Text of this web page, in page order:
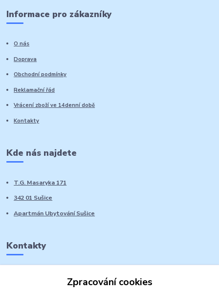
Informace pro zákazníky
O nás
Doprava
Obchodní podmínky
Reklamační řád
Vrácení zboží ve 14denní době
Kontakty
Kde nás najdete
T.G. Masaryka 171
342 01 Sušice
Apartmán Ubytování Sušice
Kontakty
Zpracování cookies